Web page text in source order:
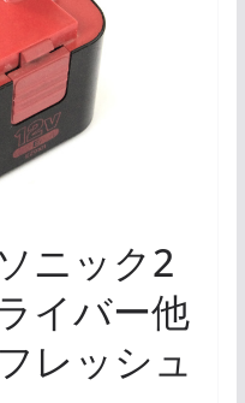
ニック2
イバー他
レッシュ